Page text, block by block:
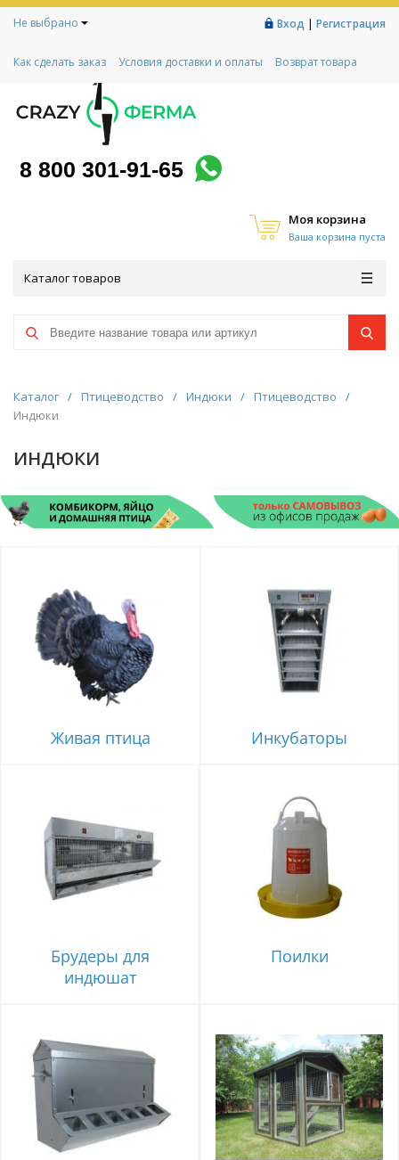
Не выбрано Вход | Регистрация
Как сделать заказ Условия доставки и оплаты
Возврат товара
Контакты
Социальный контракт
Любимая ферма
8 800 301-91-65
Моя корзина
Ваша корзина пуста
Каталог товаров
Каталог / Птицеводство / Индюки / Птицеводство
/
Индюки
ИНДЮКИ
Живая птица Инкубаторы
Брудеры для
индюшат
Поилки